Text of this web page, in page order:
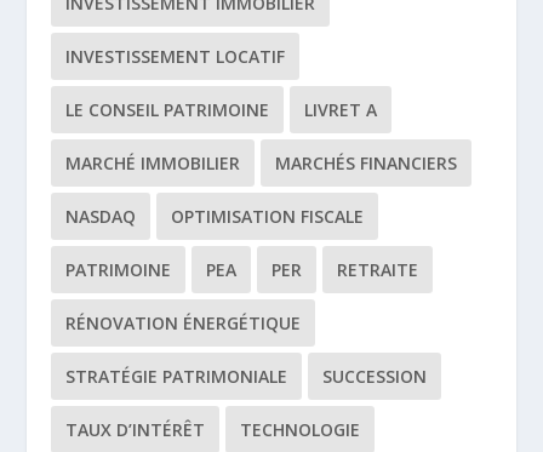
INVESTISSEMENT LOCATIF
LE CONSEIL PATRIMOINE LIVRET A
MARCHÉ IMMOBILIER MARCHÉS FINANCIERS
NASDAQ OPTIMISATION FISCALE
PATRIMOINE PEA PER RETRAITE
RÉNOVATION ÉNERGÉTIQUE
STRATÉGIE PATRIMONIALE SUCCESSION
TAUX D’INTÉRÊT TECHNOLOGIE